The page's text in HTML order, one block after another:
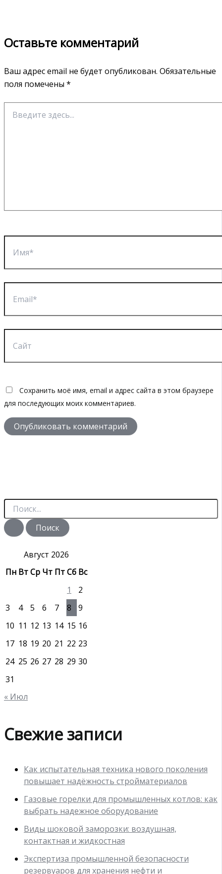
Оставьте комментарий
Ваш адрес email не будет опубликован. Обязательные
поля помечены *
здесь...
Сохранить моё имя, email и адрес сайта в этом браузере
для последующих моих комментариев.
П
и
с
Август 2026
Пн ВтСр Чт ПтСб Вс
1
2
3
4 5 6 7 8
9
10 11 12 13 14 15 16
17 18 19 20 21 22 23
24 25 26 27 28 29 30
31
« Июл
Свежие записи
Как испытательная техника нового поколения
повышает надёжность стройматериалов
Газовые горелки для промышленных котлов: как
выбрать надежное оборудование
Виды шоковой заморозки: воздушная,
контактная и жидкостная
Экспертиза промышленной безопасности
резервуаров для хранения нефти и